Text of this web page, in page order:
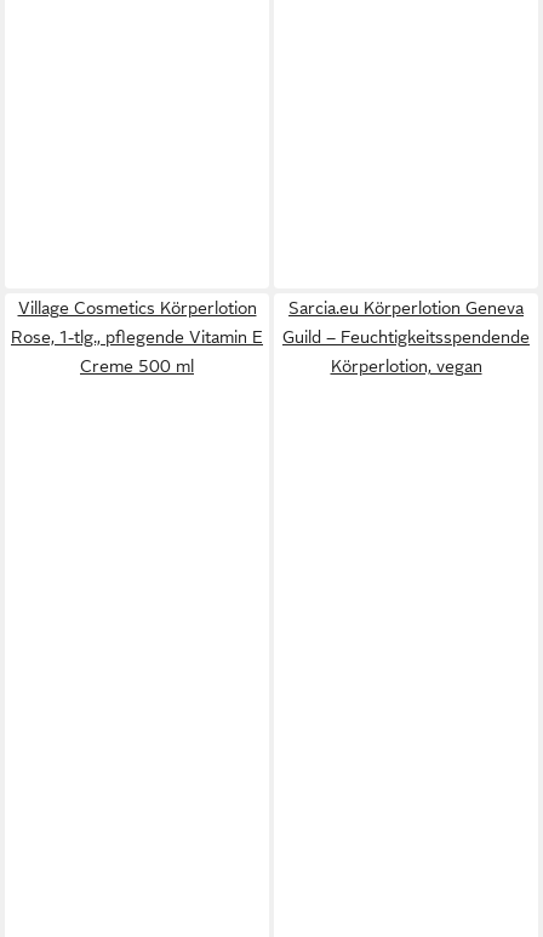
Village Cosmetics Körperlotion
Rose, 1-tlg., pflegende Vitamin E
Creme 500 ml
Sarcia.eu Körperlotion Geneva
Guild – Feuchtigkeitsspendende
Körperlotion, vegan